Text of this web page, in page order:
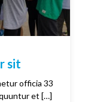
sit
officia 33
et […]